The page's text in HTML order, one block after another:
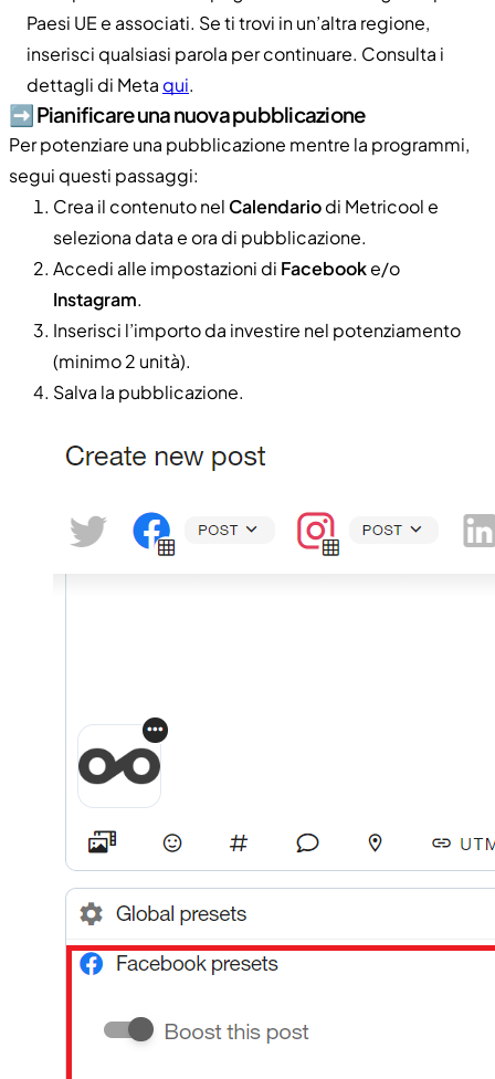
Paesi UE e associati. Se ti trovi in un’altra regione,
inserisci qualsiasi parola per continuare. Consulta i
dettagli di Meta qui.
➡️​ Pianificare una nuova pubblicazione
Per potenziare una pubblicazione mentre la programmi,
segui questi passaggi:
Crea il contenuto nel Calendariodi Metricool e
seleziona data e ora di pubblicazione.
Accedi alle impostazioni di Facebooke/o
Instagram.
Inserisci l’importo da investire nel potenziamento
(minimo 2 unità).
Salva la pubblicazione.